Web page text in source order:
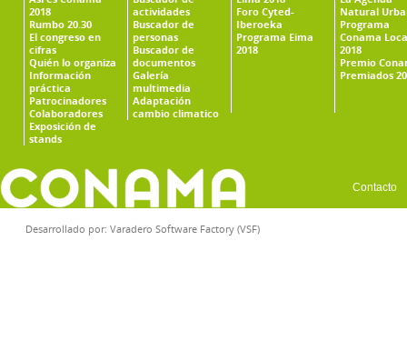
2018
Rumbo 20.30
El congreso en
cifras
Quién lo organiza
Información
práctica
Patrocinadores
Colaboradores
Exposición de
stands
actividades
Buscador de
personas
Buscador de
documentos
Galería
multimedia
Adaptación
cambio climatico
Foro Cyted-
Iberoeka
Programa Eima
2018
Natural
Programa
Conama
2018
Premio
Premiados
Contacto
Desarrollado por: Varadero Software Factory (VSF)